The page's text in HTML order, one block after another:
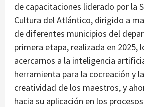
de capacitaciones liderado por la
Cultura del Atlántico, dirigido a
de diferentes municipios del
primera etapa, realizada en 2025,
acercarnos a la inteligencia
herramienta para la cocreación y
creatividad de los maestros, y
hacia su aplicación en los